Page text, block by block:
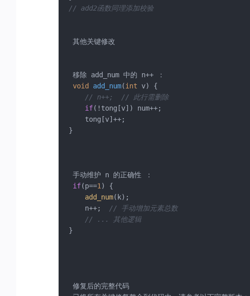
// add2函数同理添加校验
其他关键修改
移除 add_num 中的 n++ ：
void
add_num(int v)
{
// n++;  // 此行需删除
if(!tong[v]) num++;
    tong[v]++;
}
手动维护 n 的正确性 ：
if(p==1 ) {
add_num(k);
    n++;
// 手动增加元素总数
// ... 其他逻辑
}
修复后的完整代码